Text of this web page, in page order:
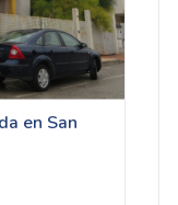
en San